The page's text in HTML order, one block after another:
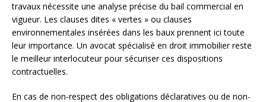
travaux nécessite une analyse précise du bail commercial en
vigueur. Les clauses dites « vertes » ou clauses
environnementales insérées dans les baux prennent ici toute
leur importance. Un avocat spécialisé en droit immobilier reste
le meilleur interlocuteur pour sécuriser ces dispositions
contractuelles.
En cas de non-respect des obligations déclaratives ou de non-